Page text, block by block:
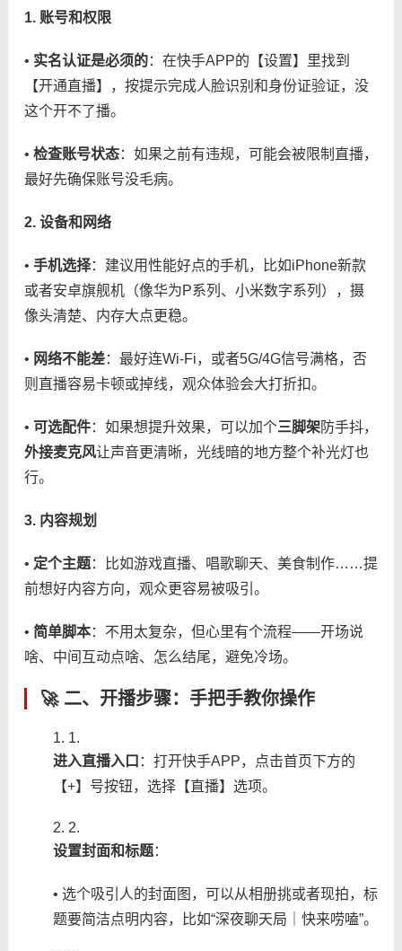
​1. 账号和权限​
• ​ ​实名认证是必须的​​：在快手APP的【设置】里找到
【开通直播】，按提示完成人脸识别和身份证验证，没
这个开不了播。
• ​ ​检查账号状态​​：如果之前有违规，可能会被限制直播，
最好先确保账号没毛病。
​2. 设备和网络​
• ​ ​手机选择​​：建议用性能好点的手机，比如iPhone新款
或者安卓旗舰机（像华为P系列、小米数字系列），摄
像头清楚、内存大点更稳。
• ​ ​网络不能差​​：最好连Wi-Fi，或者5G/4G信号满格，否
则直播容易卡顿或掉线，观众体验会大打折扣。
• ​ ​可选配件​​：如果想提升效果，可以加个​​三脚架​​防手抖，​
外接麦克风​​让声音更清晰，光线暗的地方整个补光灯也
行。
​3. 内容规划​
• ​ ​定个主题​​：比如游戏直播、唱歌聊天、美食制作……提
前想好内容方向，观众更容易被吸引。
• ​ ​简单脚本​​：不用太复杂，但心里有个流程——开场说
啥、中间互动点啥、怎么结尾，避免冷场。
🚀 ​ ​二、开播步骤：手把手教你操作​
1.
​进入直播入口​ ​：打开快手APP，点击首页下方的
【+】号按钮，选择【直播】选项。
2.
​设置封面和标题​​：
• 选个吸引人的封面图，可以从相册挑或者现拍，标
题要简洁点明内容，比如“深夜聊天局｜快来唠嗑”。